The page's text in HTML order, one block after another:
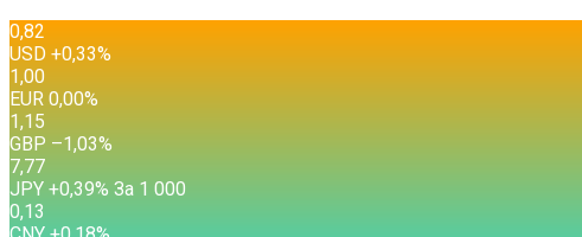
0,82
USD +0,33%
1,00
EUR 0,00%
1,15
GBP –1,03%
7,77
JPY +0,39% За 1 000
0,13